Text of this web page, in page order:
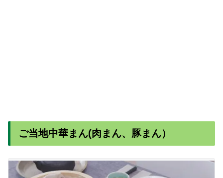
ご当地中華まん(肉まん、豚まん）